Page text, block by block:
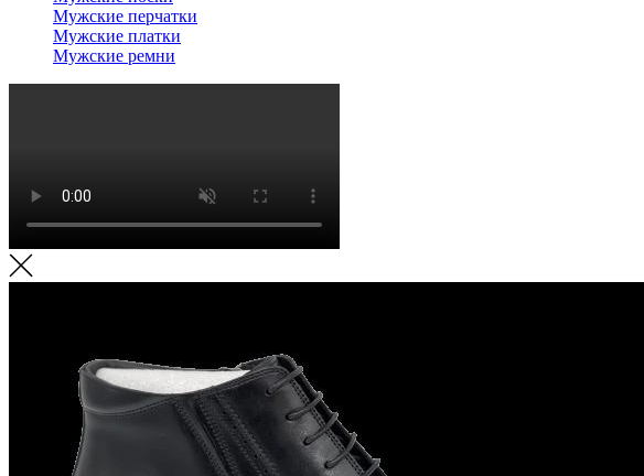
Мужские перчатки
Мужские платки
Мужские ремни